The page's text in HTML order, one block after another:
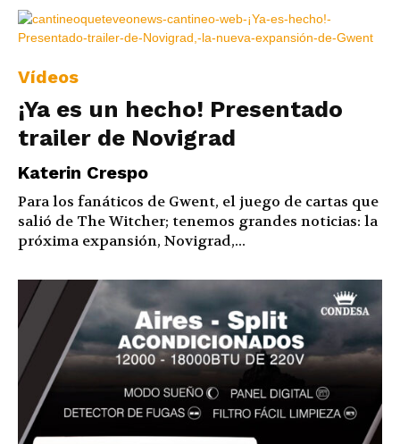
Vídeos
¡Ya es un hecho! Presentado
trailer de Novigrad
Katerin Crespo
Para los fanáticos de Gwent, el juego de cartas que
salió de The Witcher; tenemos grandes noticias: la
próxima expansión, Novigrad,...